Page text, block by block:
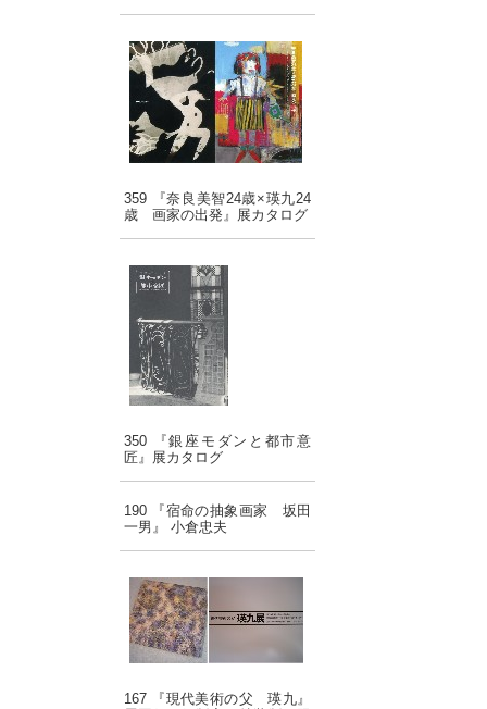
359 『奈良美智24歳×瑛九24
歳 画家の出発』展カタログ
350 『銀座モダンと都市意
匠』展カタログ
190 『宿命の抽象画家 坂田
一男』 小倉忠夫
167 『現代美術の父 瑛九』